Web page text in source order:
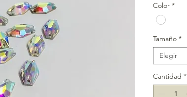
Color *
Tamaño *
Elegir
Cantidad *